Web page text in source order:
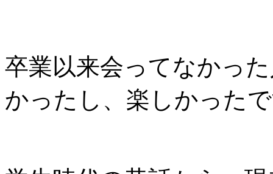
卒業以来会ってなかっ
かったし、楽しかった